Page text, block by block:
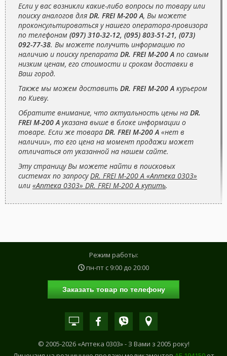
Если у вас возникли какие-либо вопросы по товару или
поиску аналогов для DR. FREI M-200 A, Вы можете
проконсультироваться у нашего оператора-провизора
по телефонам (097) 310-32-12, (095) 803-51-21, (073)
092-77-38. Вы можете получить информацию по
наличию и поиску препарата DR. FREI M-200 A по самым
низким ценам, его стоимости и срокам доставки в
Ваш город.
Также мы можем доставить DR. FREI M-200 A курьером
по Киеву.
Обратите внимание, что актуальность цены на DR.
FREI M-200 A указана выше в блоке информации о
товаре. Если же товара DR. FREI M-200 A «нет в
наличии», то его цена на момент продажи может
отличаться от указанной на нашем сайте.
Эту страницу Вы можете найти в поисковых
системах по запросуDR. FREI M-200 A «Аптека 0303»
или «Аптека 0303» DR. FREI M-200 A купить.
Режим работы:
пн-пт с 9:00 до 20:00
Заказать товар по телефону
© 2005-2026 «Аптека 0303» - З Вами з 2005 року!